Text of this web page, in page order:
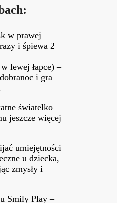
w prawej
i śpiewa 2
lewej łapce) –
i gra
światełko
jeszcze więcej
umiejętności
u dziecka,
zmysły i
Smily Play –